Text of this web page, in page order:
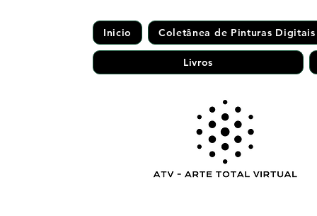
Inicio Coletânea de Pinturas Digitais
Livros